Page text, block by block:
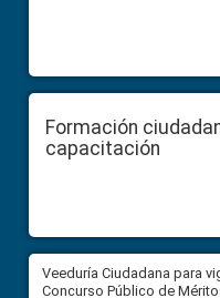
Formación
capacitación
Veeduría Ciudadana para
Concurso Público de